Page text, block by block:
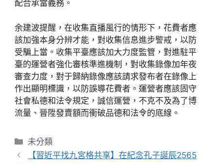
配合承當義務。
余建波提醒，在收集直播風行的情形下，花費者應
該加強本身分辨才能，對收集信息進步警戒，以防
受騙上當。收集平臺應該加大力度監管，對進駐平
臺的運營者強化審核準進機制，對收集錄像加年夜
審查力度，對于歸納錄像應該請求發布者在錄像上
作出顯明標識，以防誤導花費者。運營者應該固守
社會私德和法令規定，誠信運營，不克不及為了博
流量、晉陞發賣額而衝破品德和法令的底線。
分
類
未分類
【習近平找九宮格共享】 在紀念孔子誕辰2565